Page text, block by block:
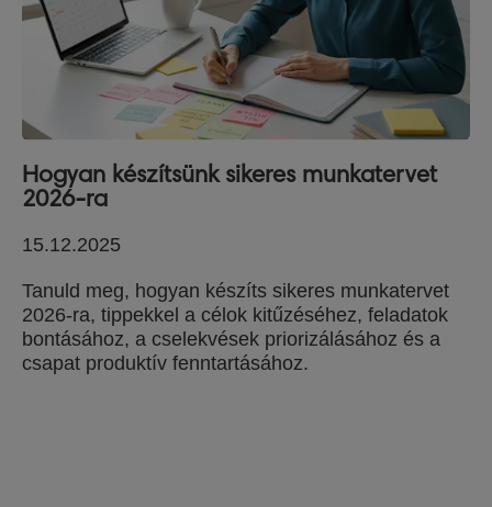
Hogyan készítsünk sikeres munkatervet
2026-ra
15.12.2025
Tanuld meg, hogyan készíts sikeres munkatervet
2026-ra, tippekkel a célok kitűzéséhez, feladatok
bontásához, a cselekvések priorizálásához és a
csapat produktív fenntartásához.